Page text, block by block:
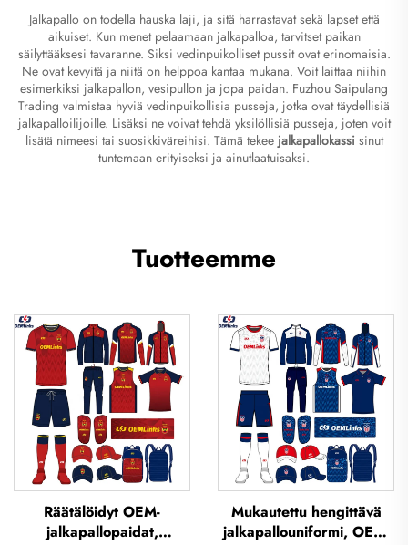
Jalkapallo on todella hauska laji, ja sitä harrastavat sekä lapset että
aikuiset. Kun menet pelaamaan jalkapalloa, tarvitset paikan
säilyttääksesi tavaranne. Siksi vedinpuikolliset pussit ovat erinomaisia.
Ne ovat kevyitä ja niitä on helppoa kantaa mukana. Voit laittaa niihin
esimerkiksi jalkapallon, vesipullon ja jopa paidan. Fuzhou Saipulang
Trading valmistaa hyviä vedinpuikollisia pusseja, jotka ovat täydellisiä
jalkapalloilijoille. Lisäksi ne voivat tehdä yksilöllisiä pusseja, joten voit
lisätä nimeesi tai suosikkiväreihisi. Tämä tekee jalkapallokassi sinut
tuntemaan erityiseksi ja ainutlaatuisaksi.
Tuotteemme
Räätälöidyt OEM-
jalkapallopaidat,
Mukautettu hengittävä
jalkapallouniformi, OEM-